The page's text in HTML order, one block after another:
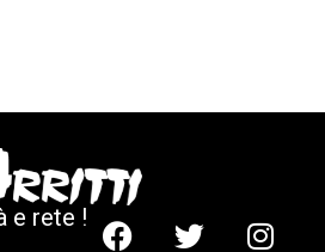
e rete !